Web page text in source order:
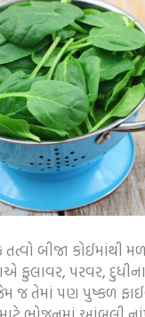
બીજા કોઈમાંથી
ફુલાવર, પરવર,
જ તેમાં પણ પુષ્કળ